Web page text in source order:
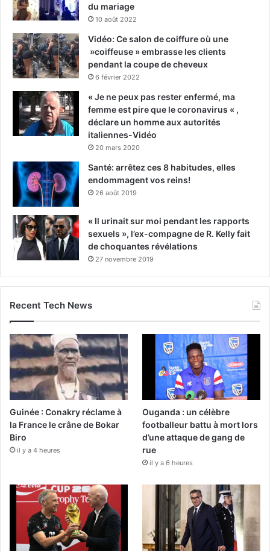
du mariage
10 août 2022
Vidéo: Ce salon de coiffure où une
»coiffeuse » embrasse les clients
pendant la coupe de cheveux
6 février 2022
« Je ne peux pas rester enfermé, ma
femme est pire que le coronavirus « ,
déclare un homme aux autorités
italiennes-Vidéo
20 mars 2020
Santé: arrêtez ces 8 habitudes, elles
endommagent vos reins!
26 août 2019
« Il urinait sur moi pendant les rapports
sexuels », l’ex-compagne de R. Kelly fait
de choquantes révélations
27 novembre 2019
Recent Tech News
Guinée : Conakry réclame à
la France le crâne de Bokar
Biro
il y a 4 heures
Ouganda : un célèbre
footballeur battu à mort lors
d’une attaque de gang de
rue
il y a 6 heures